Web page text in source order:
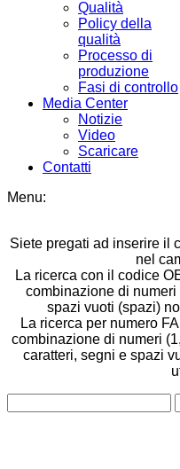
Qualità
Policy della
qualità
Processo di
produzione
Fasi di controllo
Media Center
Notizie
Video
Scaricare
Contatti
Menu:
Siete pregati ad inserire il
nel
La ricerca con il codice
combinazione di
spazi vuoti (spazi)
La ricerca per numero
combinazione di numeri
caratteri, segni e spazi